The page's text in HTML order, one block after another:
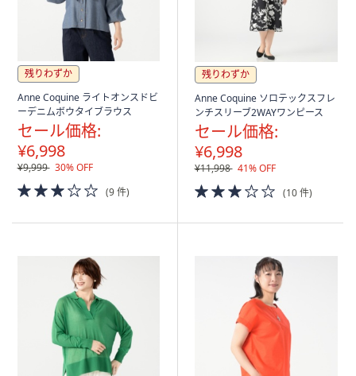
残りわずか
Anne Coquine ライトオンスドビ
ーデニムボウタイブラウス
セール価格:
¥6,998
¥9,999 30% OFF
3.0
of
(9 件)
残りわずか
Anne Coquine ソロテックスフレ
ンチスリーブ2WAYワンピース
セール価格:
¥6,998
¥11,998 41% OFF
3.0
of
(10 件)